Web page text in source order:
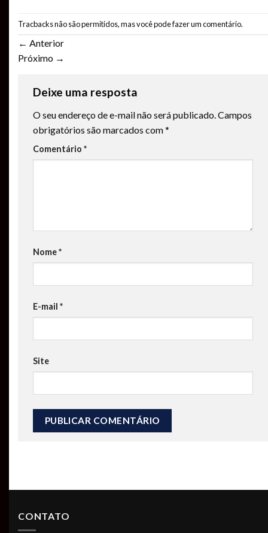
Tracbacks não são permitidos, mas você podefazer um comentário.
← Anterior
Próximo →
Deixe uma resposta
O seu endereço de e-mail não será publicado.Campos
obrigatórios são marcados com*
Comentário *
Nome*
E-mail *
Site
CONTATO